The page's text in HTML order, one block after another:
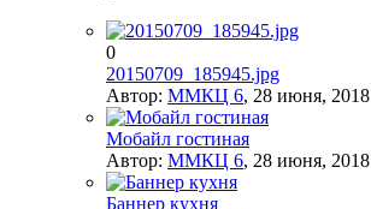
0
20150709_185945.jpg
Автор: ММКЦ 6, 28 июня, 2018
Мобайл гостиная
Автор: ММКЦ 6, 28 июня, 2018
Баннер кухня